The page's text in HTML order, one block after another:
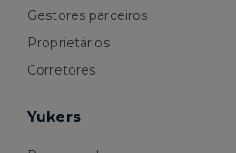
Gestores parceiros
Proprietários
Corretores
Yukers